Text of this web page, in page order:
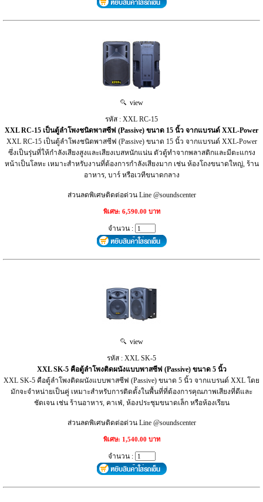
view
รหัส : XXL RC-15
XXL RC-15 เป็นตู้ลำโพงชนิดพาสซีฟ (Passive) ขนาด 15 นิ้ว จากแบรนด์ XXL-Power
XXL RC-15 เป็นตู้ลำโพงชนิดพาสซีฟ (Passive) ขนาด 15 นิ้ว จากแบรนด์ XXL-Power
ซึ่งเป็นรุ่นที่ให้กำลังเสียงสูงและเสียงเบสหนักแน่น ตัวตู้ทำจากพลาสติกและมีตะแกรง
หน้าเป็นโลหะ เหมาะสำหรับงานที่ต้องการกำลังเสียงมาก เช่น ห้องโถงขนาดใหญ่, ร้าน
อาหาร, บาร์ หรือเวทีขนาดกลาง
ส่วนลดพิเศษติดต่อด่วน Line @soundscenter
พิเศษ: 6,590.00 บาท
จำนวน :
view
รหัส : XXL SK-5
XXL SK-5 คือตู้ลำโพงติดผนังแบบพาสซีฟ (Passive) ขนาด 5 นิ้ว
XXL SK-5 คือตู้ลำโพงติดผนังแบบพาสซีฟ (Passive) ขนาด 5 นิ้ว จากแบรนด์ XXL โดย
มักจะจำหน่ายเป็นคู่ เหมาะสำหรับการติดตั้งในพื้นที่ที่ต้องการคุณภาพเสียงที่ดีและ
ชัดเจน เช่น ร้านอาหาร, คาเฟ่, ห้องประชุมขนาดเล็ก หรือห้องเรียน
ส่วนลดพิเศษติดต่อด่วน Line @soundscenter
พิเศษ: 1,540.00 บาท
จำนวน :